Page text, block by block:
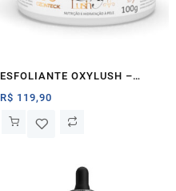
ESFOLIANTE OXYLUSH –
Ozonteck
R$ 119,90